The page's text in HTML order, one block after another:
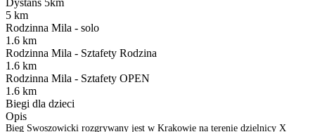
Dystans 5km
5 km
Rodzinna Mila - solo
1.6 km
Rodzinna Mila - Sztafety Rodzina
1.6 km
Rodzinna Mila - Sztafety OPEN
1.6 km
Biegi dla dzieci
Opis
Bieg Swoszowicki rozgrywany jest w Krakowie na terenie dzielnicy X